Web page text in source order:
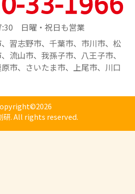
日曜・祝日も営業
習志野市、千葉市、市川市、松
流山市、我孫子市、八王子市、
市、さいたま市、上尾市、川口
研. All rights reserved.